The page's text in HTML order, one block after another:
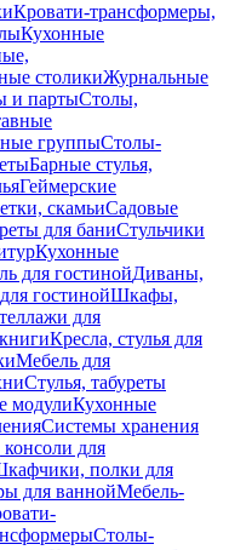
Кровати-трансформеры,
Кухонные
столикиЖурнальные
и партыСтолы,
группыСтолы-
Барные стулья,
Геймерские
скамьиСадовые
для баниСтульчики
Кухонные
для гостинойДиваны,
гостинойШкафы,
для
Кресла, стулья для
Мебель для
Стулья, табуреты
модулиКухонные
Системы хранения
для
полки для
для ваннойМебель-
Столы-